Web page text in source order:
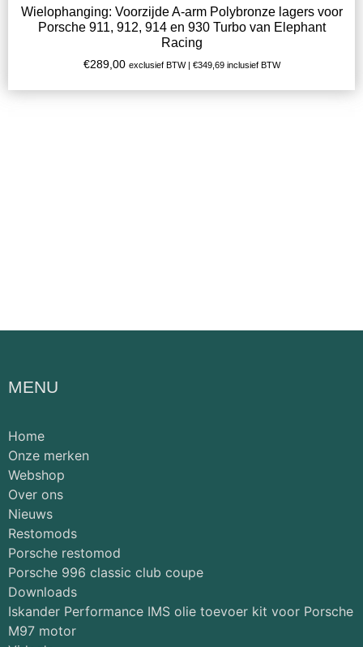
Wielophanging: Voorzijde A-arm Polybronze lagers voor
Porsche 911, 912, 914 en 930 Turbo van Elephant
Racing
€289,00 exclusief BTW | €349,69inclusief BTW
MENU
Home
Onze merken
Webshop
Over ons
Nieuws
Restomods
Porsche restomod
Porsche 996 classic club coupe
Downloads
Iskander Performance IMS olie toevoer kit voor Porsche
M97 motor